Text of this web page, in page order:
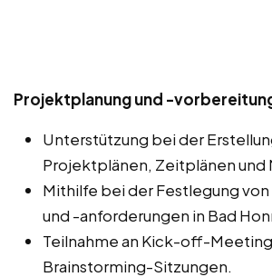
Projektplanung und -
Unterstützung bei der
Projektplänen, Zeitplänen und
Mithilfe bei der Festlegung
und -anforderungen in Bad
Teilnahme an Kick-off-
Brainstorming-Sitzungen.